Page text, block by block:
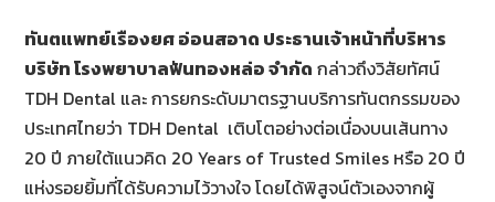
ทันตแพทย์เรืองยศ อ่อนสอาด ประธานเจ้าหน้าที่บริหาร
บริษัท โรงพยาบาลฟันทองหล่อ จำกัด กล่าวถึงวิสัยทัศน์
TDH Dental และ การยกระดับมาตรฐานบริการทันตกรรมของ
ประเทศไทยว่า TDH Dental เติบโตอย่างต่อเนื่องบนเส้นทาง
20 ปี ภายใต้แนวคิด 20 Years of Trusted Smiles หรือ 20 ปี
แห่งรอยยิ้มที่ได้รับความไว้วางใจ โดยได้พิสูจน์ตัวเองจากผู้